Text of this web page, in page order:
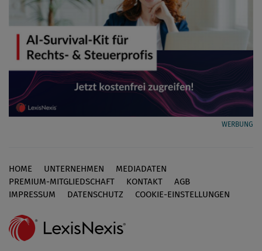
WERBUNG
Footer
HOME UNTERNEHMEN
MEDIADATEN
PREMIUM-MITGLIEDSCHAFT
KONTAKT
AGB
IMPRESSUM
DATENSCHUTZ COOKIE-EINSTELLUNGEN